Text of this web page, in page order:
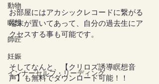
動物
瞑想
師匠
妊娠
インナーセルフ・リーディング
お部屋にはアカシックレコードに繋がる
端末が置いてあって、自分の過去生にア
クセスする事も可能です。
そしてなんと、【クリロズ誘導瞑想音
声】も無料でダウンロード可能！！